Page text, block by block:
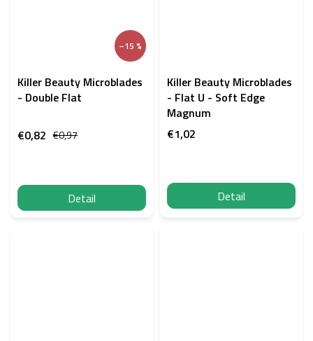
–15 %
Killer Beauty Microblades
- Double Flat
€0,97
€0,82
Detail
Killer Beauty Microblades
- Flat U - Soft Edge
Magnum
€1,02
Detail